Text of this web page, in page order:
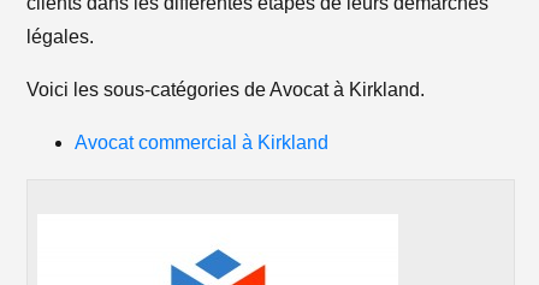
légales.
Voici les sous-catégories de Avocat à Kirkland.
Avocat commercial à Kirkland